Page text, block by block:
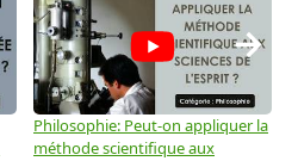
Philosophie: Peut-on appliquer la
méthode scientifique aux
→